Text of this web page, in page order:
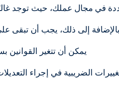
في مجال عملك، حيث توجد
بالإضافة إلى ذلك، يجب أن تبقى
يمكن أن تتغير القوانين
الضريبية في إجراء